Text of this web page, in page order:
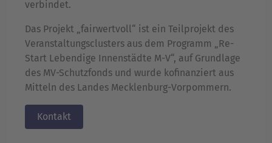
verbindet.
Das Projekt „fairwertvoll“ ist ein Teilprojekt des
Veranstaltungsclusters aus dem Programm „Re-
Start Lebendige Innenstädte M-V“, auf Grundlage
des MV-Schutzfonds und wurde kofinanziert aus
Mitteln des Landes Mecklenburg-Vorpommern.
Kontakt